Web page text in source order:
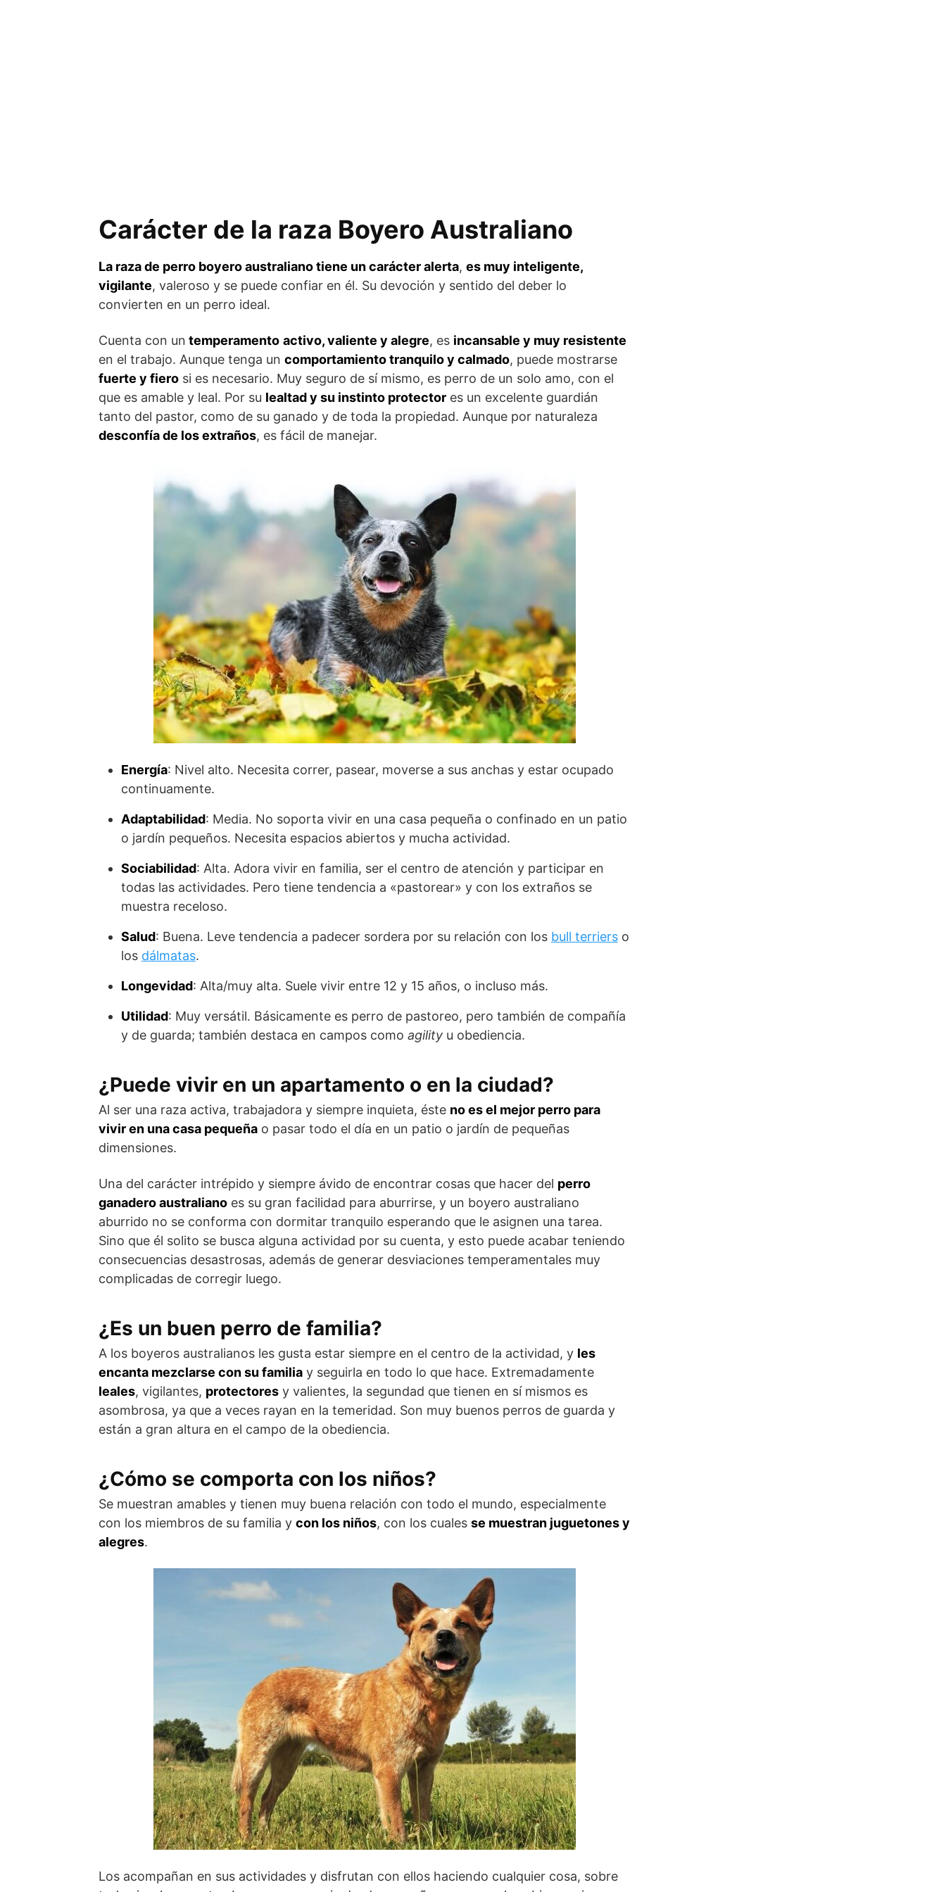
Carácter de la raza Boyero Australiano
La raza de perro boyero australiano tiene un carácter alerta, es muy inteligente,
vigilante, valeroso y se puede con­fiar en él. Su devoción y sentido del deber lo
convierten en un perro ideal.
Cuenta con un temperamento activo, valiente y alegre, es incansable y muy resistente
en el trabajo. Aunque tenga un comportamiento tranquilo y calmado, puede mostrarse
fuerte y fiero si es necesario. Muy seguro de sí mismo, es perro de un solo amo, con el
que es amable y leal. Por su lealtad y su instinto protector es un excelente guardián
tanto del pastor, como de su ganado y de toda la propiedad. Aunque por naturaleza
desconfía de los extraños, es fácil de manejar.
Energía: Nivel alto. Necesita correr, pasear, moverse a sus anchas y estar ocupado
continuamente.
Adaptabilidad: Media. No soporta vivir en una casa pequeña o confinado en un patio
o jardín pequeños. Necesita espacios abiertos y mucha actividad.
Sociabilidad: Alta. Adora vivir en familia, ser el centro de atención y participar en
todas las actividades. Pero tiene tendencia a «pastorear» y con los extraños se
muestra receloso.
Salud: Buena. Leve tendencia a padecer sordera por su relación con los bull terriers o
los dálmatas.
Longevidad: Alta/muy alta. Suele vivir entre 12 y 15 años, o incluso más.
Utilidad: Muy versátil. Básicamente es perro de pastoreo, pero también de compañía
y de guarda; también destaca en campos como agility u obediencia.
¿Puede vivir en un apartamento o en la ciudad?
Al ser una raza activa, trabajadora y siempre inquieta, éste no es el mejor perro para
vivir en una casa pequeña o pasar todo el día en un patio o jardín de pequeñas
dimensiones.
Una del ca­rácter intrépido y siempre ávido de encontrar cosas que hacer del perro
ganadero australiano es su gran facilidad para aburrirse, y un boyero australiano
aburrido no se conforma con dormitar tranquilo esperando que le asignen una tarea.
Sino que él solito se busca alguna actividad por su cuenta, y esto puede acabar teniendo
consecuencias desastrosas, además de generar desviaciones temperamentales muy
complicadas de corregir luego.
¿Es un buen perro de familia?
A los boyeros australianos les gusta estar siempre en el centro de la actividad, y les
encanta mezclarse con su fami­lia y seguirla en todo lo que hace. Extremadamente
leales, vigilantes, protectores y valientes, la segun­dad que tienen en sí mismos es
asombrosa, ya que a veces rayan en la temeridad. Son muy buenos perros de guarda y
están a gran altura en el campo de la obediencia.
¿Cómo se comporta con los niños?
Se muestran amables y tienen muy buena relación con todo el mundo, especialmente
con los miembros de su familia y con los niños, con los cuales se muestran juguetones y
alegres.
Los acompañan en sus actividades y disfrutan con ellos haciendo cualquier cosa, sobre